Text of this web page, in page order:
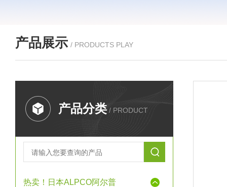
产品展示 / PRODUCTS PLAY
产品分类 / PRODUCT
热卖！日本ALPCO阿尔普